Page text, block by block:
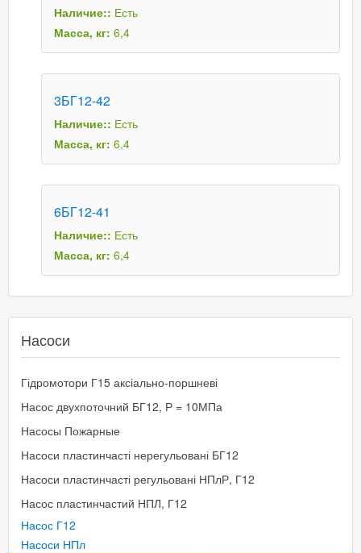
Наличие:: Есть
Масса, кг: 6,4
3БГ12-42
Наличие:: Есть
Масса, кг: 6,4
6БГ12-41
Наличие:: Есть
Масса, кг: 6,4
Насоси
Гідромотори Г15 аксіально-поршневі
Насос двухпоточний БГ12, Р = 10МПа
Насосы Пожарные
Насоси пластинчасті нерегульовані БГ12
Насоси пластинчасті регульовані НПлР, Г12
Насос пластинчастий НПЛ, Г12
Насос Г12
Насоси НПл